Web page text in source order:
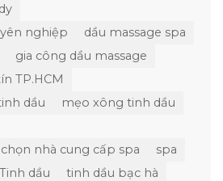
nghiệp
dầu massage spa
gia công dầu massage
TP.HCM
dầu
mẹo xông tinh dầu
nhà cung cấp spa
spa
Tinh dầu
tinh dầu bạc hà